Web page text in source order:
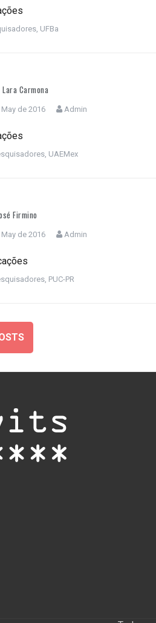
, UFBa
Carmona
de 2016 Admin
, UAEMex
Firmino
de 2016 Admin
, PUC-PR